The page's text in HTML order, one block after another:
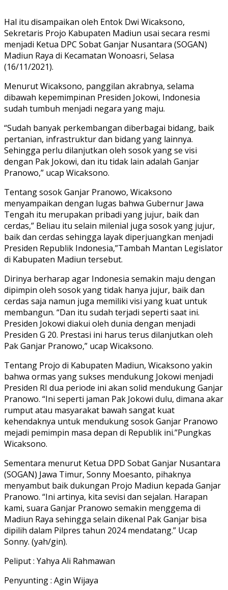
Hal itu disampaikan oleh Entok Dwi Wicaksono,
Sekretaris Projo Kabupaten Madiun usai secara resmi
menjadi Ketua DPC Sobat Ganjar Nusantara (SOGAN)
Madiun Raya di Kecamatan Wonoasri, Selasa
(16/11/2021).
Menurut Wicaksono, panggilan akrabnya, selama
dibawah kepemimpinan Presiden Jokowi, Indonesia
sudah tumbuh menjadi negara yang maju.
“Sudah banyak perkembangan diberbagai bidang, baik
pertanian, infrastruktur dan bidang yang lainnya.
Sehingga perlu dilanjutkan oleh sosok yang se visi
dengan Pak Jokowi, dan itu tidak lain adalah Ganjar
Pranowo,” ucap Wicaksono.
Tentang sosok Ganjar Pranowo, Wicaksono
menyampaikan dengan lugas bahwa Gubernur Jawa
Tengah itu merupakan pribadi yang jujur, baik dan
cerdas,” Beliau itu selain milenial juga sosok yang jujur,
baik dan cerdas sehingga layak diperjuangkan menjadi
Presiden Republik Indonesia,”Tambah Mantan Legislator
di Kabupaten Madiun tersebut.
Dirinya berharap agar Indonesia semakin maju dengan
dipimpin oleh sosok yang tidak hanya jujur, baik dan
cerdas saja namun juga memiliki visi yang kuat untuk
membangun. “Dan itu sudah terjadi seperti saat ini.
Presiden Jokowi diakui oleh dunia dengan menjadi
Presiden G 20. Prestasi ini harus terus dilanjutkan oleh
Pak Ganjar Pranowo,” ucap Wicaksono.
Tentang Projo di Kabupaten Madiun, Wicaksono yakin
bahwa ormas yang sukses mendukung Jokowi menjadi
Presiden RI dua periode ini akan solid mendukung Ganjar
Pranowo. “Ini seperti jaman Pak Jokowi dulu, dimana akar
rumput atau masyarakat bawah sangat kuat
kehendaknya untuk mendukung sosok Ganjar Pranowo
mejadi pemimpin masa depan di Republik ini.”Pungkas
Wicaksono.
Sementara menurut Ketua DPD Sobat Ganjar Nusantara
(SOGAN) Jawa Timur, Sonny Moesanto, pihaknya
menyambut baik dukungan Projo Madiun kepada Ganjar
Pranowo. “Ini artinya, kita sevisi dan sejalan. Harapan
kami, suara Ganjar Pranowo semakin menggema di
Madiun Raya sehingga selain dikenal Pak Ganjar bisa
dipilih dalam Pilpres tahun 2024 mendatang.” Ucap
Sonny. (yah/gin).
Peliput : Yahya Ali Rahmawan
Penyunting : Agin Wijaya